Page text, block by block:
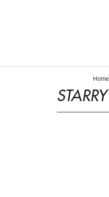
Home
STARRY